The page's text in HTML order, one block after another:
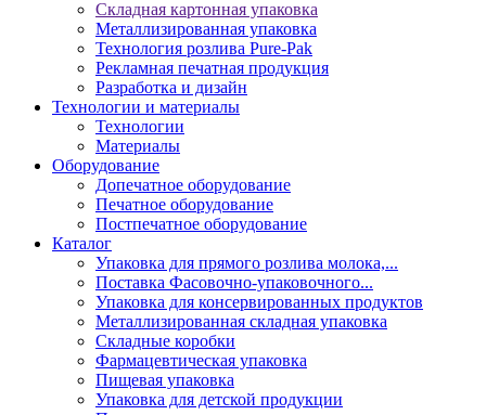
Складная картонная упаковка
Металлизированная упаковка
Технология розлива Pure-Pak
Рекламная печатная продукция
Разработка и дизайн
Технологии и материалы
Технологии
Материалы
Оборудование
Допечатное оборудование
Печатное оборудование
Постпечатное оборудование
Каталог
Упаковка для прямого розлива молока,...
Поставка Фасовочно-упаковочного...
Упаковка для консервированных продуктов
Металлизированная складная упаковка
Складные коробки
Фармацевтическая упаковка
Пищевая упаковка
Упаковка для детской продукции